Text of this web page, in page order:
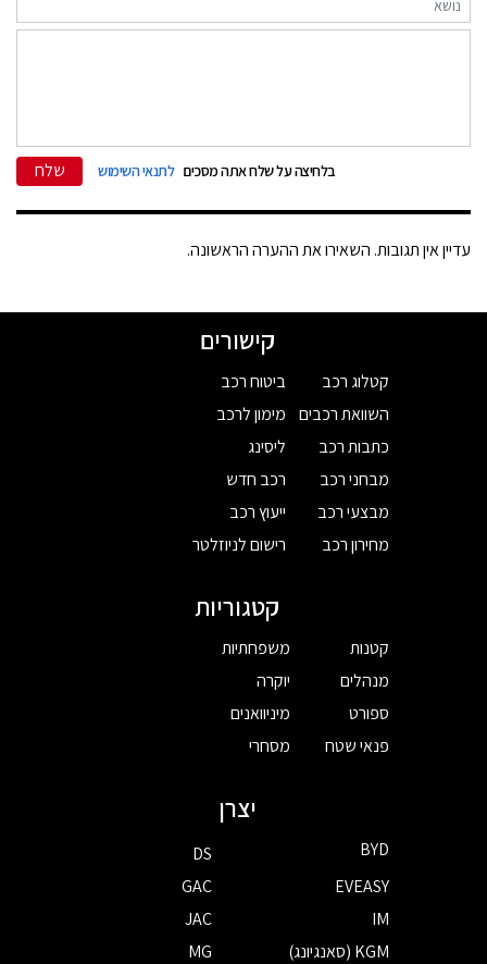
בלחיצה על שלח אתה מסכים לתנאי השימוש שלח
עדיין אין תגובות. השאירו את ההערה הראשונה.
קישורים
קטלוג רכב
השוואת רכבים
כתבות רכב
מבחני רכב
מבצעי רכב
מחירון רכב
ביטוח רכב
מימון לרכב
ליסינג
רכב חדש
ייעוץ רכב
רישום לניוזלטר
קטגוריות
קטנות
מנהלים
ספורט
פנאי שטח
משפחתיות
יוקרה
מיניוואנים
מסחרי
יצרן
BYD
DS
EVEASY
GAC
IM
JAC
KGM (סאנגיונג)
MG